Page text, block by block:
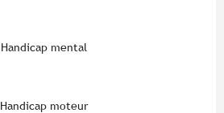
Handicap mental
Handicap moteur